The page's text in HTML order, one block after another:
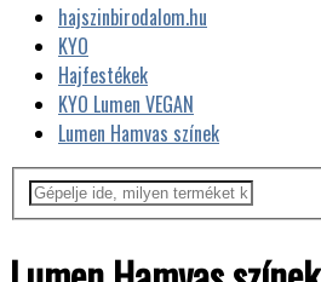
hajszinbirodalom.hu
KYO
Hajfestékek
KYO Lumen VEGAN
Lumen Hamvas színek